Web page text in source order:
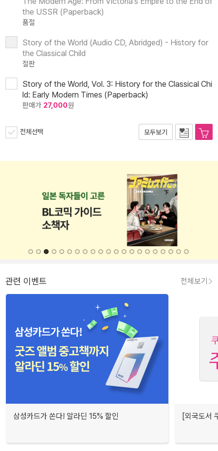
the USSR (Paperback)
품절
Story of the World (Audio CD, Abridged) - History for
the Classical Child
절판
Story of the World, Vol. 3: History for the Classical Chi
ld: Early Modern Times (Paperback)
판매가 27,000원
전체선택 모두보기
관련 이벤트 전체보기
삼성카드가 쏜다! 알라딘 15% 할인 [외국도서